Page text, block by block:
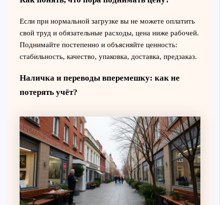
Если при нормальной загрузке вы не можете оплатить
свой труд и обязательные расходы, цена ниже рабочей.
Поднимайте постепенно и объясняйте ценность:
стабильность, качество, упаковка, доставка, предзаказ.
Наличка и переводы вперемешку: как не
потерять учёт?